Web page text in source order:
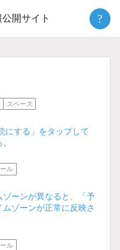
開サイト ?
スペース
にする」をタップして
ル
ーンが異なると、「予
ゾーンが正常に反映さ
ル